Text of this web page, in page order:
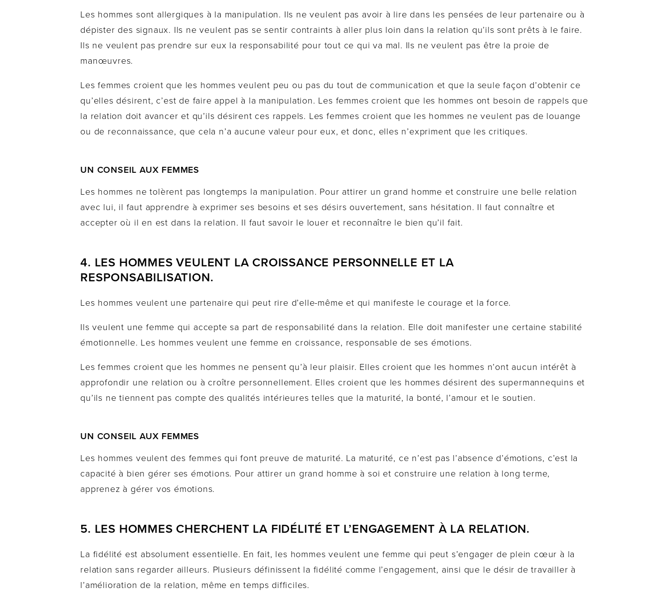
Les hommes sont allergiques à la manipulation. Ils ne veulent pas avoir à lire dans les pensées de leur partenaire ou à
dépister des signaux. Ils ne veulent pas se sentir contraints à aller plus loin dans la relation qu’ils sont prêts à le faire.
Ils ne veulent pas prendre sur eux la responsabilité pour tout ce qui va mal. Ils ne veulent pas être la proie de
manœuvres.
Les femmes croient que les hommes veulent peu ou pas du tout de communication et que la seule façon d’obtenir ce
qu’elles désirent, c’est de faire appel à la manipulation. Les femmes croient que les hommes ont besoin de rappels que
la relation doit avancer et qu’ils désirent ces rappels. Les femmes croient que les hommes ne veulent pas de louange
ou de reconnaissance, que cela n’a aucune valeur pour eux, et donc, elles n’expriment que les critiques.
UN CONSEIL AUX FEMMES
Les hommes ne tolèrent pas longtemps la manipulation. Pour attirer un grand homme et construire une belle relation
avec lui, il faut apprendre à exprimer ses besoins et ses désirs ouvertement, sans hésitation. Il faut connaître et
accepter où il en est dans la relation. Il faut savoir le louer et reconnaître le bien qu’il fait.
4. LES HOMMES VEULENT LA CROISSANCE PERSONNELLE ET LA
RESPONSABILISATION.
Les hommes veulent une partenaire qui peut rire d’elle-même et qui manifeste le courage et la force.
Ils veulent une femme qui accepte sa part de responsabilité dans la relation. Elle doit manifester une certaine stabilité
émotionnelle. Les hommes veulent une femme en croissance, responsable de ses émotions.
Les femmes croient que les hommes ne pensent qu’à leur plaisir. Elles croient que les hommes n’ont aucun intérêt à
approfondir une relation ou à croître personnellement. Elles croient que les hommes désirent des supermannequins et
qu’ils ne tiennent pas compte des qualités intérieures telles que la maturité, la bonté, l’amour et le soutien.
UN CONSEIL AUX FEMMES
Les hommes veulent des femmes qui font preuve de maturité. La maturité, ce n’est pas l’absence d’émotions, c’est la
capacité à bien gérer ses émotions. Pour attirer un grand homme à soi et construire une relation à long terme,
apprenez à gérer vos émotions.
5. LES HOMMES CHERCHENT LA FIDÉLITÉ ET L’ENGAGEMENT À LA RELATION.
La fidélité est absolument essentielle. En fait, les hommes veulent une femme qui peut s’engager de plein cœur à la
relation sans regarder ailleurs. Plusieurs définissent la fidélité comme l’engagement, ainsi que le désir de travailler à
l’amélioration de la relation, même en temps difficiles.